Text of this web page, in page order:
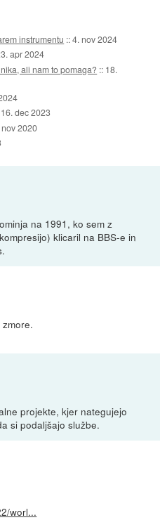
instrumentu ::4. nov 2024
apr 2024
ali nam to pomaga? :: 18.
16. dec 2023
nov 2020
na 1991, ko sem z
klicaril na BBS-e in
projekte, kjer nategujejo
si podaljšajo službe.
worl...